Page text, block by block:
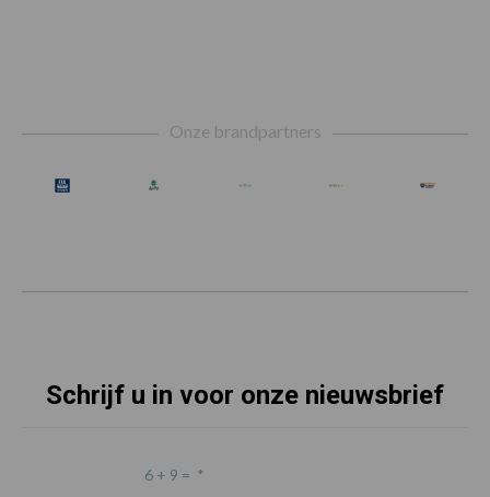
Onze brandpartners
Schrijf u in voor onze nieuwsbrief
6 + 9 = *